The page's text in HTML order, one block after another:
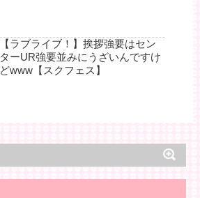
【ラブライブ！】挨拶強要はセン
ターUR強要並みにうざいんですけ
どwww【スクフェス】